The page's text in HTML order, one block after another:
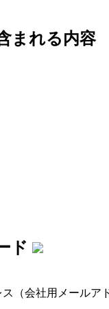
まれる内容
ド
（会社用メールア